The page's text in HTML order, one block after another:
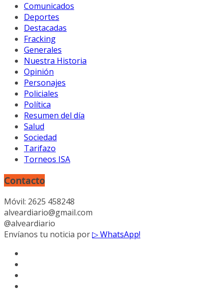
Comunicados
Deportes
Destacadas
Fracking
Generales
Nuestra Historia
Opinión
Personajes
Policiales
Política
Resumen del día
Salud
Sociedad
Tarifazo
Torneos ISA
Contacto
Móvil: 2625 458248
alveardiario@gmail.com
@alveardiario
Envíanos tu noticia por▷ WhatsApp!